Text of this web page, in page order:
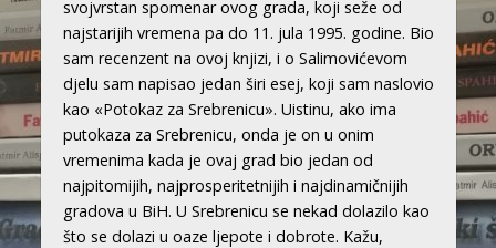
svojvrstan spomenar ovog grada, koji seže od
najstarijih vremena pa do 11. jula 1995. godine. Bio
sam recenzent na ovoj knjizi, i o Salimovićevom
djelu sam napisao jedan širi esej, koji sam naslovio
kao «Potokaz za Srebrenicu». Uistinu, ako ima
putokaza za Srebrenicu, onda je on u onim
vremenima kada je ovaj grad bio jedan od
najpitomijih, najprosperitetnijih i najdinamičnijih
gradova u BiH. U Srebrenicu se nekad dolazilo kao
što se dolazi u oaze ljepote i dobrote. Kažu,